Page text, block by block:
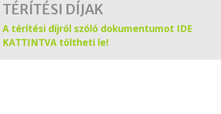
TÉRÍTÉSI DÍJAK
A térítési díjról szóló dokumentumot IDE
KATTINTVA töltheti le!